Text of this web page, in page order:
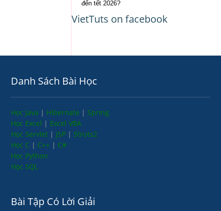
đến tết 2026?
VietTuts on facebook
Danh Sách Bài Học
Học Java | Hibernate | Spring
Học Excel | Excel VBA
Học Servlet | JSP | Struts2
Học C | C++ | C#
Học Python
Học SQL
Bài Tập Có Lời Giải